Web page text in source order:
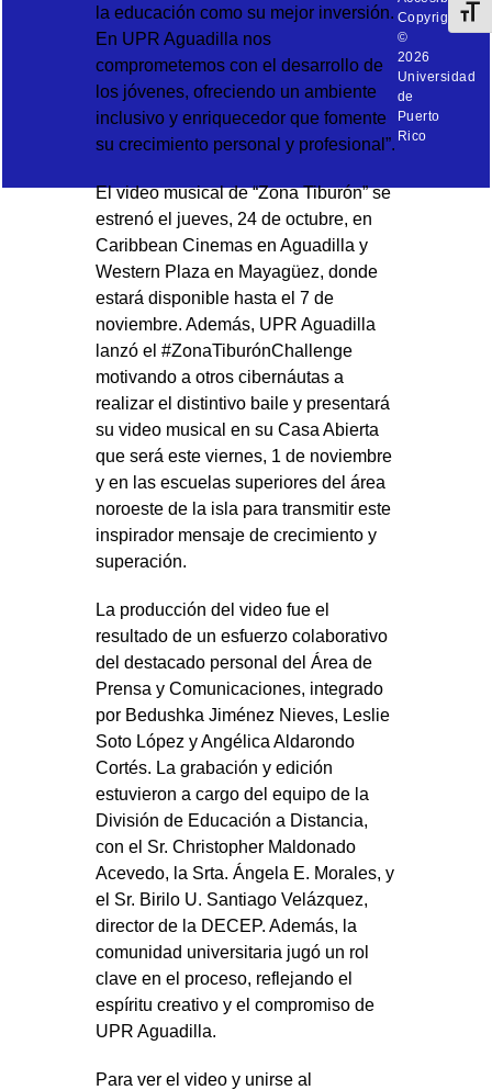
la educación como su mejor inversión.
En UPR Aguadilla nos
comprometemos con el desarrollo de
los jóvenes, ofreciendo un ambiente
inclusivo y enriquecedor que fomente
su crecimiento personal y profesional”.
El video musical de “Zona Tiburón” se
estrenó el jueves, 24 de octubre, en
Caribbean Cinemas en Aguadilla y
Western Plaza en Mayagüez, donde
estará disponible hasta el 7 de
noviembre. Además, UPR Aguadilla
lanzó el #ZonaTiburónChallenge
motivando a otros cibernáutas a
realizar el distintivo baile y presentará
su video musical en su Casa Abierta
que será este viernes, 1 de noviembre
y en las escuelas superiores del área
noroeste de la isla para transmitir este
inspirador mensaje de crecimiento y
superación.
La producción del video fue el
resultado de un esfuerzo colaborativo
del destacado personal del Área de
Prensa y Comunicaciones, integrado
por Bedushka Jiménez Nieves, Leslie
Soto López y Angélica Aldarondo
Cortés. La grabación y edición
estuvieron a cargo del equipo de la
División de Educación a Distancia,
con el Sr. Christopher Maldonado
Acevedo, la Srta. Ángela E. Morales, y
el Sr. Birilo U. Santiago Velázquez,
director de la DECEP. Además, la
comunidad universitaria jugó un rol
clave en el proceso, reflejando el
espíritu creativo y el compromiso de
UPR Aguadilla.
Para ver el video y unirse al
Copyright
©
2026
Universidad
de
Puerto
Rico